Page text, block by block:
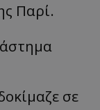
Παρί.
σε